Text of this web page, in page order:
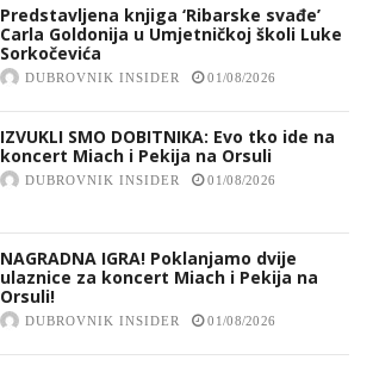
Predstavljena knjiga ‘Ribarske svađe’
Carla Goldonija u Umjetničkoj školi Luke
Sorkočevića
DUBROVNIK INSIDER 01/08/2026
IZVUKLI SMO DOBITNIKA: Evo tko ide na
koncert Miach i Pekija na Orsuli
DUBROVNIK INSIDER 01/08/2026
NAGRADNA IGRA! Poklanjamo dvije
ulaznice za koncert Miach i Pekija na
Orsuli!
DUBROVNIK INSIDER 01/08/2026